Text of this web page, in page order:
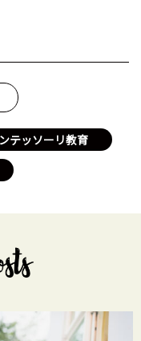
テッソーリ教育